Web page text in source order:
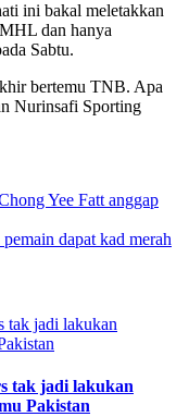
ini bakal meletakkan
dan hanya
Sabtu.
bertemu TNB. Apa
Nurinsafi Sporting
Yee Fatt anggap
dapat kad merah
tak jadi lakukan
Pakistan